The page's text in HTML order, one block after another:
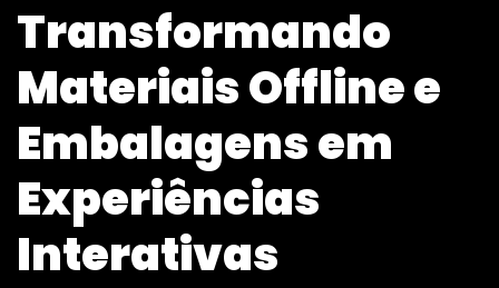
Transformando
Materiais Offline e
Embalagens em
Experiências
Interativas